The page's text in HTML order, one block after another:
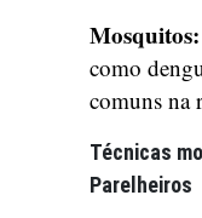
Mosquitos:
como
comuns na
Técnicas
Parelheiros